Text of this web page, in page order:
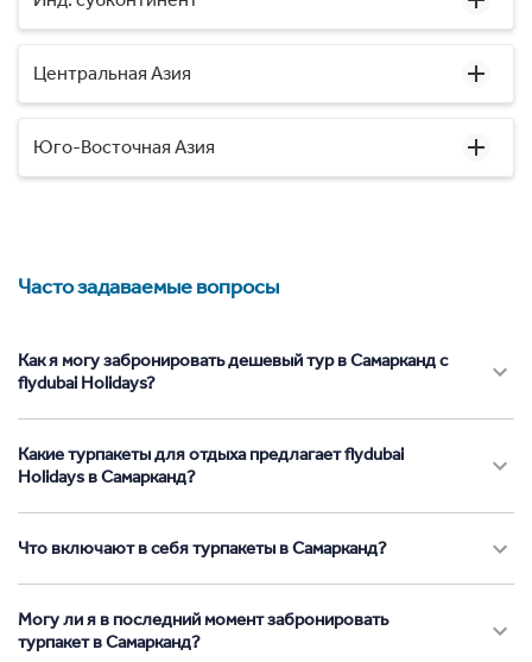
Центральная Азия
Юго-Восточная Азия
Часто задаваемые вопросы
Как я могу забронировать дешевый тур в Самарканд с
flydubai Holidays?
Какие турпакеты для отдыха предлагает flydubai
Holidays в Самарканд?
Что включают в себя турпакеты в Самарканд?
Могу ли я в последний момент забронировать
турпакет в Самарканд?